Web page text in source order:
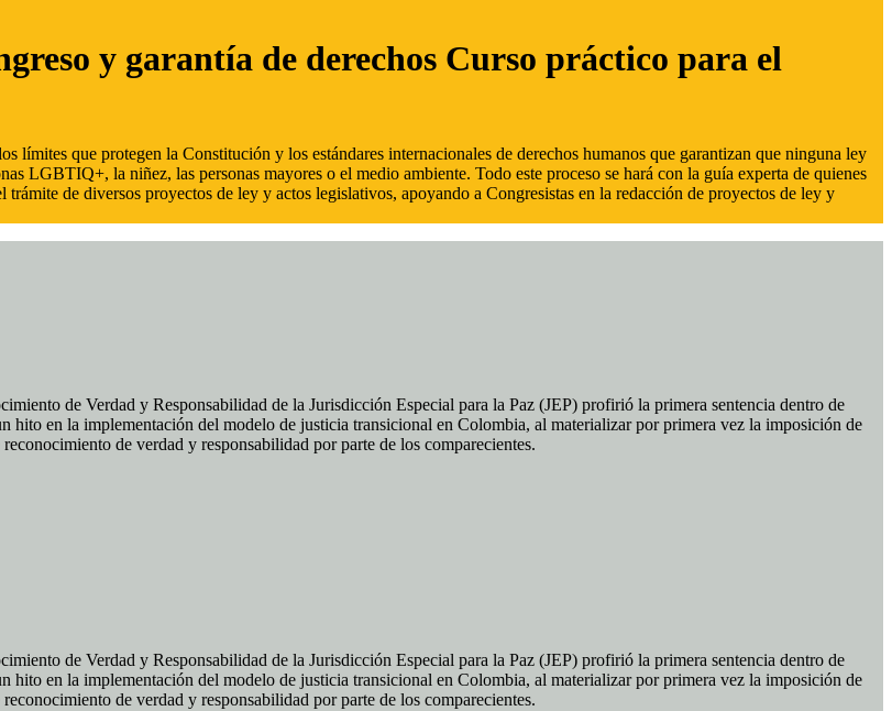
y garantía de derechos Curso práctico para el
límites que protegen la Constitución y los estándares internacionales de derechos humanos que garantizan que ninguna ley
LGBTIQ+, la niñez, las personas mayores o el medio ambiente. Todo este proceso se hará con la guía experta de quienes
de diversos proyectos de ley y actos legislativos, apoyando a Congresistas en la redacción de proyectos de ley y
de Verdad y Responsabilidad de la Jurisdicción Especial para la Paz (JEP) profirió la primera sentencia dentro de
hito en la implementación del modelo de justicia transicional en Colombia, al materializar por primera vez la imposición de
de verdad y responsabilidad por parte de los comparecientes.
de Verdad y Responsabilidad de la Jurisdicción Especial para la Paz (JEP) profirió la primera sentencia dentro de
hito en la implementación del modelo de justicia transicional en Colombia, al materializar por primera vez la imposición de
de verdad y responsabilidad por parte de los comparecientes.